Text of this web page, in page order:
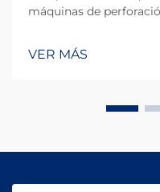
máquinas de
instalaciones que
industriales. Las
VER MÁS